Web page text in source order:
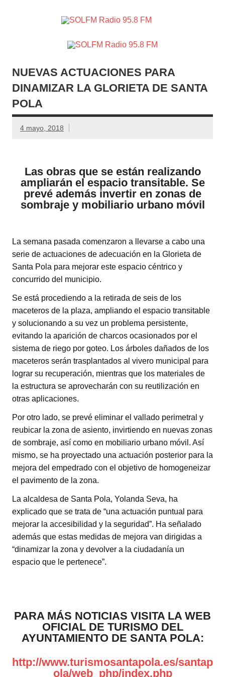
Crevillente, Radio en Vega Baja y Radio en el Medio
Vinalopó
NUEVAS ACTUACIONES PARA
DINAMIZAR LA GLORIETA DE SANTA
POLA
4 mayo, 2018
Las obras que se están realizando
ampliarán el espacio transitable. Se
prevé además invertir en zonas de
sombraje y mobiliario urbano móvil
La semana pasada comenzaron a llevarse a cabo una
serie de actuaciones de adecuación en la Glorieta de
Santa Pola para mejorar este espacio céntrico y
concurrido del municipio.
Se está procediendo a la retirada de seis de los
maceteros de la plaza, ampliando el espacio transitable
y solucionando a su vez un problema persistente,
evitando la aparición de charcos ocasionados por el
sistema de riego por goteo. Los árboles dañados de los
maceteros serán trasplantados al vivero municipal para
lograr su recuperación, mientras que los materiales de
la estructura se aprovecharán con su reutilización en
otras aplicaciones.
Por otro lado, se prevé eliminar el vallado perimetral y
reubicar la zona de asiento, invirtiendo en nuevas zonas
de sombraje, así como en mobiliario urbano móvil. Así
mismo, se ha proyectado una actuación posterior para la
mejora del empedrado con el objetivo de homogeneizar
el pavimento de la zona.
La alcaldesa de Santa Pola, Yolanda Seva, ha
explicado que se trata de “una actuación puntual para
mejorar la accesibilidad y la seguridad”. Ha señalado
además que estas medidas de mejora van dirigidas a
“dinamizar la zona y devolver a la ciudadanía un
espacio que le pertenece”.
PARA MÁS NOTICIAS VISITA LA WEB
OFICIAL DE TURISMO DEL
AYUNTAMIENTO DE SANTA POLA:
http://www.turismosantapola.es/santap
ola/web_php/index.php